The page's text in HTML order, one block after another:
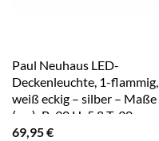
Paul Neuhaus LED-
Deckenleuchte, 1-flammig,
weiß eckig – silber – Maße
(cm): B: 30 H: 5,8 T: 30
69,95€